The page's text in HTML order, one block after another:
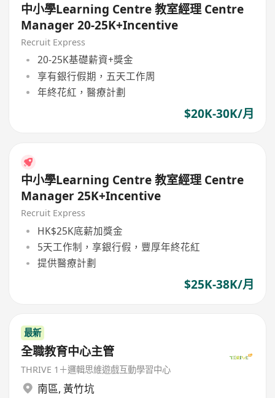
中小學Learning Centre 教室經理 Centre
Manager 20-25K+Incentive
Recruit Express
20-25K基礎薪資+獎金
享有銀行假期，五天工作周
年終花紅，醫療計劃
$20K-30K/月
中小學Learning Centre 教室經理 Centre
Manager 25K+Incentive
Recruit Express
HK$25K底薪加獎金
5天工作制，享銀行假，豐厚年終花紅
提供醫療計劃
$25K-38K/月
最新
全職教育中心主管
THRIVE 1＋邏輯思維遊戲互動學習中心
南區, 黃竹坑